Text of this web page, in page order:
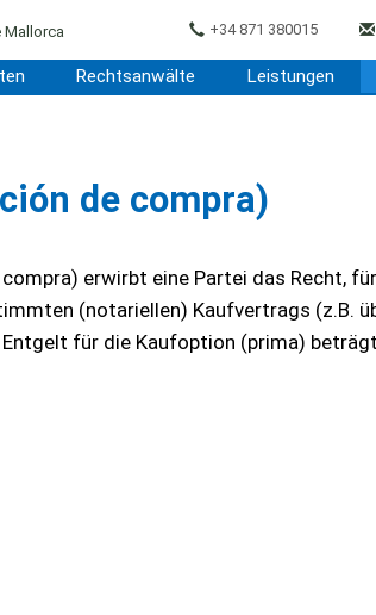
Mallorca +34 871 380015
Rechtsanwälte Leistungen
de compra)
erwirbt eine Partei das Recht,
(notariellen) Kaufvertrags (z.B.
Entgelt für die Kaufoption (prima) beträgt